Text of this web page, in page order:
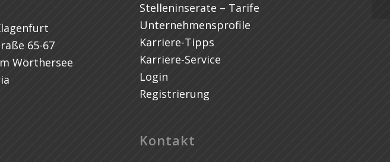
65-67
Wörthersee
Stelleninserate – Tarife
Unternehmensprofile
Karriere-Tipps
Karriere-Service
Login
Registrierung
Kontakt